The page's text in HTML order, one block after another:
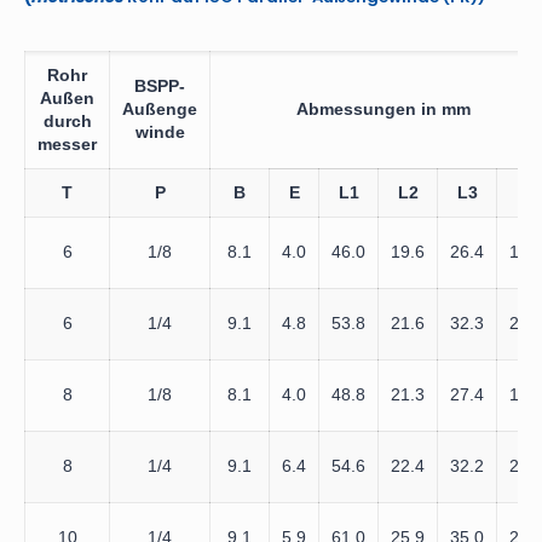
Rohr
Außen
durch
messer
BSPP-
Außenge
winde
Abmessungen in mm
T P B E L1 L2 L3
6 1/8 8.1 4.0 46.0 19.6 26.4 17.3
6 1/4 9.1 4.8 53.8 21.6 32.3 22.9
8 1/8 8.1 4.0 48.8 21.3 27.4 17.3
8 1/4 9.1 6.4 54.6 22.4 32.2 22.9
10 1/4 9.1 5.9 61.0 25.9 35.0 22.9